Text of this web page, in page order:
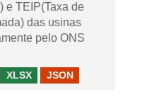
e TEIP(Taxa de
das usinas
pelo ONS
XLSX JSON